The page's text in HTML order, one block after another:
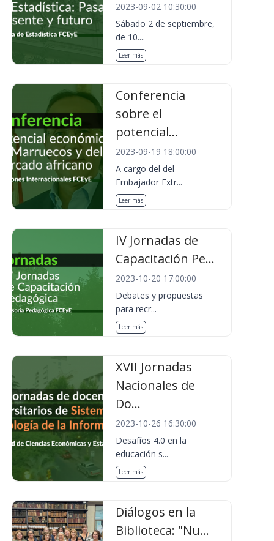
2023-09-02 10:30:00
Sábado 2 de septiembre,
de 10....
Leer más
Conferencia
sobre el
potencial...
2023-09-19 18:00:00
A cargo del del
Embajador Extr...
Leer más
IV Jornadas de
Capacitación Pe...
2023-10-20 17:00:00
Debates y propuestas
para recr...
Leer más
XVII Jornadas
Nacionales de
Do...
2023-10-26 16:30:00
Desafíos 4.0 en la
educación s...
Leer más
Diálogos en la
Biblioteca: "Nu...